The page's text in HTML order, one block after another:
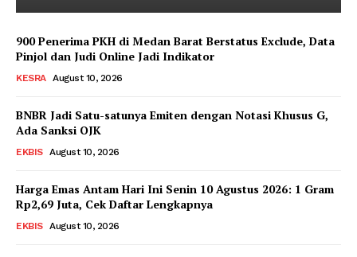
News Week
Magazine PRO
900 Penerima PKH di Medan Barat Berstatus Exclude, Data
Pinjol dan Judi Online Jadi Indikator
KESRA August 10, 2026
BNBR Jadi Satu-satunya Emiten dengan Notasi Khusus G,
Ada Sanksi OJK
EKBIS August 10, 2026
Harga Emas Antam Hari Ini Senin 10 Agustus 2026: 1 Gram
Rp2,69 Juta, Cek Daftar Lengkapnya
EKBIS August 10, 2026